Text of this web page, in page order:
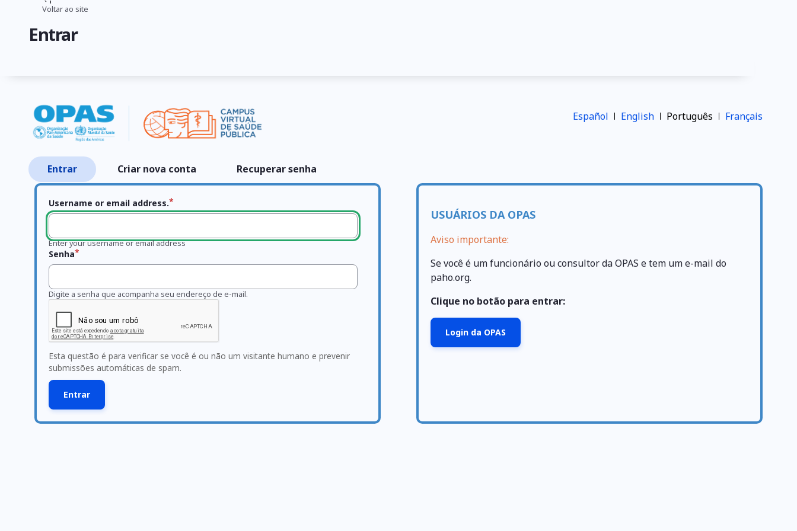
de
Voltar ao site
Entrar
Español English Português Français
Abas
primárias
Entrar Criar nova conta Recuperar senha
Username or email address.
Enter your username or email address
Senha
Digite a senha que acompanha seu endereço de e-mail.
Esta questão é para verificar se você é ou não um visitante humano e prevenir
submissões automáticas de spam.
USUÁRIOS DA OPAS
Aviso importante:
Se você é um funcionário ou consultor da OPAS e tem um e-mail do
paho.org.
Clique no botão para entrar:
Login da OPAS